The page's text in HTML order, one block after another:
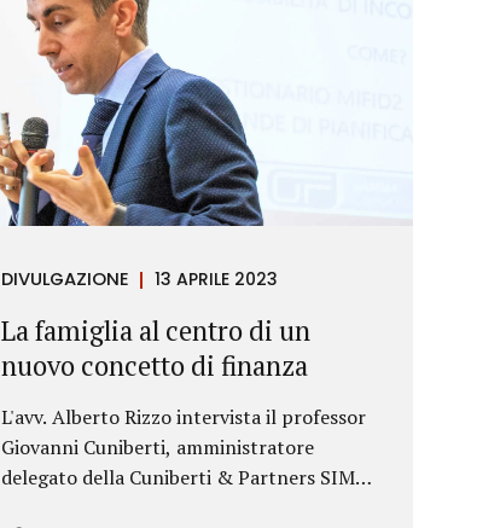
DIVULGAZIONE 13 APRILE 2023
La famiglia al centro di un
nuovo concetto di finanza
L'avv. Alberto Rizzo intervista il professor
Giovanni Cuniberti, amministratore
delegato della Cuniberti & Partners SIM